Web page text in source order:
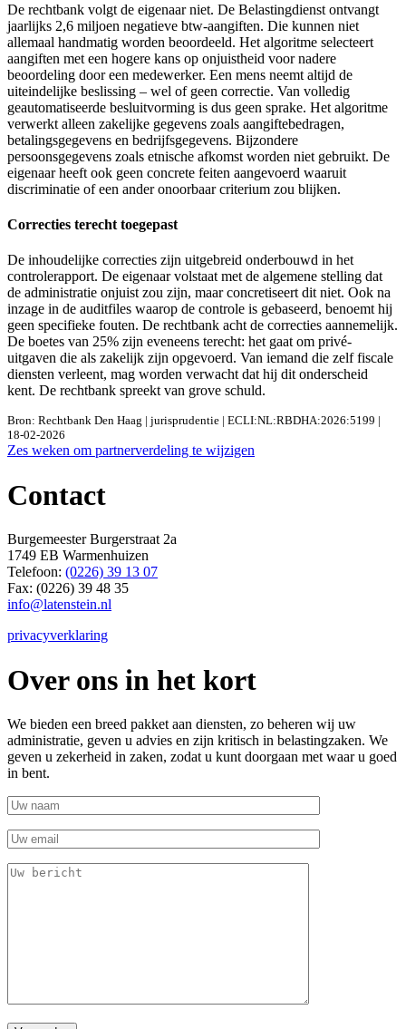
De rechtbank volgt de eigenaar niet. De Belastingdienst ontvangt
jaarlijks 2,6 miljoen negatieve btw-aangiften. Die kunnen niet
allemaal handmatig worden beoordeeld. Het algoritme selecteert
aangiften met een hogere kans op onjuistheid voor nadere
beoordeling door een medewerker. Een mens neemt altijd de
uiteindelijke beslissing – wel of geen correctie. Van volledig
geautomatiseerde besluitvorming is dus geen sprake. Het algoritme
verwerkt alleen zakelijke gegevens zoals aangiftebedragen,
betalingsgegevens en bedrijfsgegevens. Bijzondere
persoonsgegevens zoals etnische afkomst worden niet gebruikt. De
eigenaar heeft ook geen concrete feiten aangevoerd waaruit
discriminatie of een ander onoorbaar criterium zou blijken.
Correcties terecht toegepast
De inhoudelijke correcties zijn uitgebreid onderbouwd in het
controlerapport. De eigenaar volstaat met de algemene stelling dat
de administratie onjuist zou zijn, maar concretiseert dit niet. Ook na
inzage in de auditfiles waarop de controle is gebaseerd, benoemt hij
geen specifieke fouten. De rechtbank acht de correcties aannemelijk.
De boetes van 25% zijn eveneens terecht: het gaat om privé-
uitgaven die als zakelijk zijn opgevoerd. Van iemand die zelf fiscale
diensten verleent, mag worden verwacht dat hij dit onderscheid
kent. De rechtbank spreekt van grove schuld.
Bron: Rechtbank Den Haag | jurisprudentie | ECLI:NL:RBDHA:2026:5199 |
18-02-2026
Bericht
Zes weken om partnerverdeling te wijzigen
Contact
Burgemeester Burgerstraat 2a
1749 EB Warmenhuizen
Telefoon: (0226) 39 13 07
Fax: (0226) 39 48 35
info@latenstein.nl
privacyverklaring
Over ons in het kort
We bieden een breed pakket aan diensten, zo beheren wij uw
administratie, geven u advies en zijn kritisch in belastingzaken. We
geven u zekerheid in zaken, zodat u kunt doorgaan met waar u goed
in bent.